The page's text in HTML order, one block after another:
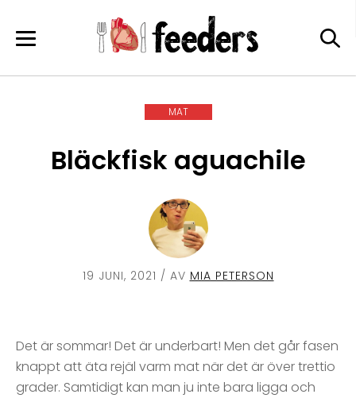
MAT
Bläckfisk aguachile
19 JUNI, 2021 / AV MIA PETERSON
Det är sommar! Det är underbart! Men det går fasen
knappt att äta rejäl varm mat när det är över trettio
grader. Samtidigt kan man ju inte bara ligga och